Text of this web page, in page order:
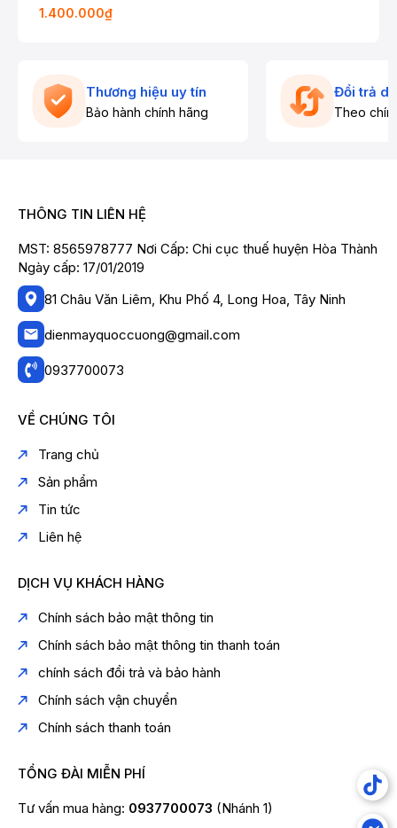
1.400.000₫
Thương hiệu uy tín
Bảo hành chính hãng
Đổi trả
Theo
THÔNG TIN LIÊN HỆ
MST: 8565978777 Nơi Cấp: Chi cục thuế huyện Hòa Thành
Ngày cấp: 17/01/2019
81 Châu Văn Liêm, Khu Phố 4, Long Hoa, Tây Ninh
dienmayquoccuong@gmail.com
0937700073
VỀ CHÚNG TÔI
Trang chủ
Sản phẩm
Tin tức
Liên hệ
DỊCH VỤ KHÁCH HÀNG
Chính sách bảo mật thông tin
Chính sách bảo mật thông tin thanh toán
chính sách đổi trả và bảo hành
Chính sách vận chuyển
Chính sách thanh toán
TỔNG ĐÀI MIỄN PHÍ
Tư vấn mua hàng: 0937700073 (Nhánh 1)